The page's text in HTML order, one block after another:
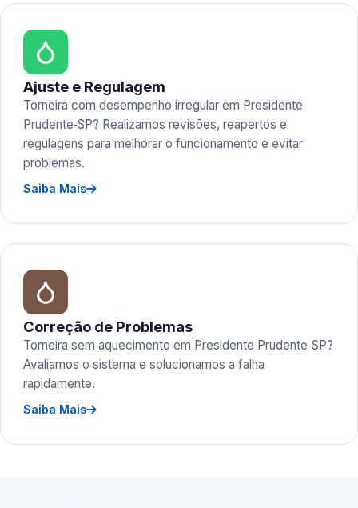
Ajuste e Regulagem
Torneira com desempenho irregular em Presidente
Prudente‑SP? Realizamos revisões, reapertos e
regulagens para melhorar o funcionamento e evitar
problemas.
Saiba Mais
Correção de Problemas
Torneira sem aquecimento em Presidente Prudente‑SP?
Avaliamos o sistema e solucionamos a falha
rapidamente.
Saiba Mais